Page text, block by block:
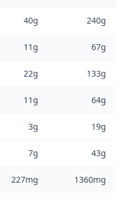
40g 240g
11g 67g
22g 133g
11g 64g
3g 19g
7g 43g
227mg 1360mg